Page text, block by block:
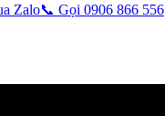
Zalo📞 Gọi 0906 866 556